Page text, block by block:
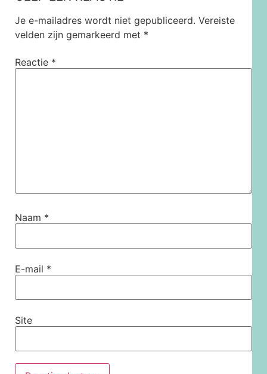
Je e-mailadres wordt niet gepubliceerd. Vereiste
velden zijn gemarkeerd met *
Reactie *
Naam *
E-mail *
Site